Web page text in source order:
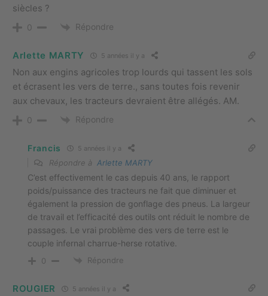
siècles ?
0 Répondre
Arlette MARTY 5 années il y a
Non aux engins agricoles trop lourds qui tassent les sols
et écrasent les vers de terre., sans toutes fois revenir
aux chevaux, les tracteurs devraient être allégés. AM.
0 Répondre
Francis 5 années il y a
Répondre à Arlette MARTY
C’est effectivement le cas depuis 40 ans, le rapport
poids/puissance des tracteurs ne fait que diminuer et
également la pression de gonflage des pneus. La largeur
de travail et l’efficacité des outils ont réduit le nombre de
passages. Le vrai problème des vers de terre est le
couple infernal charrue-herse rotative.
0 Répondre
ROUGIER 5 années il y a